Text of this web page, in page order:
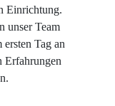
Einrichtung.
unser Team
Tag an
Erfahrungen